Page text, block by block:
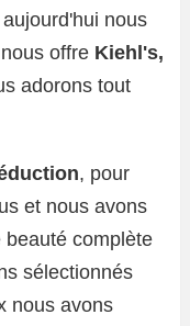
nous
offre Kiehl's,
adorons tout
, pour
et nous avons
complète
sélectionnés
nous avons